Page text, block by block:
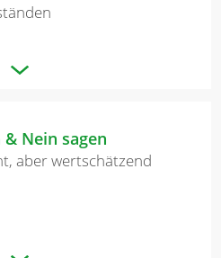
& Nein sagen
aber wertschätzend